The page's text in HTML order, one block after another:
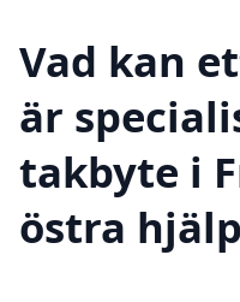
Vad kan
är
takbyte i
östra